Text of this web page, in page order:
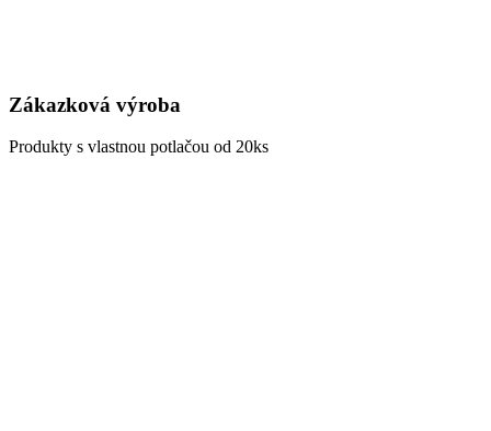
Zákazková výroba
Produkty s vlastnou potlačou od 20ks